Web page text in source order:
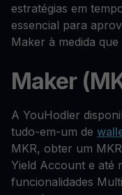
estratégias em
essencial para
Maker à medida
Maker
A YouHodler
tudo-em-um de
MKR, obter um
Yield Account e até
funcionalidades